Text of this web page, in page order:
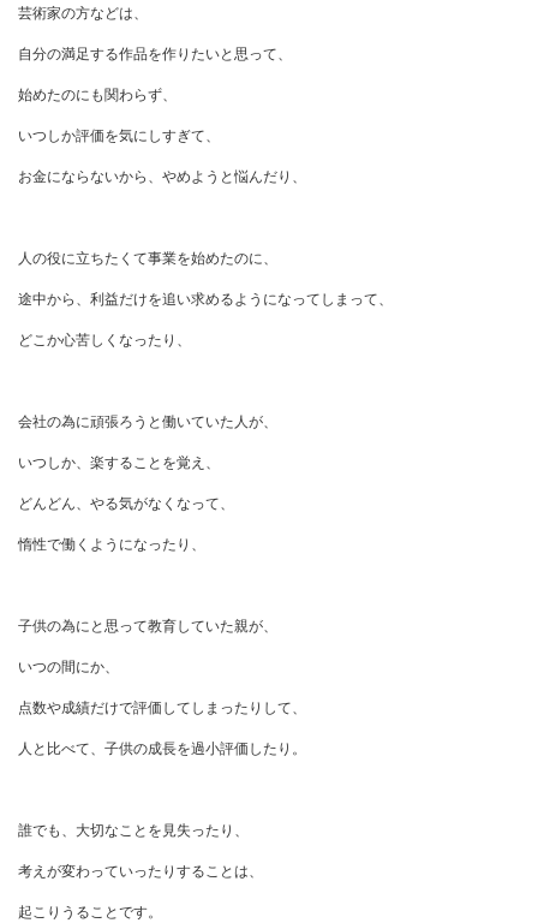
芸術家の方などは、
自分の満足する作品を作りたいと思って、
始めたのにも関わらず、
いつしか評価を気にしすぎて、
お金にならないから、やめようと悩んだり、
人の役に立ちたくて事業を始めたのに、
途中から、利益だけを追い求めるようになってしまって、
どこか心苦しくなったり、
会社の為に頑張ろうと働いていた人が、
いつしか、楽することを覚え、
どんどん、やる気がなくなって、
惰性で働くようになったり、
子供の為にと思って教育していた親が、
いつの間にか、
点数や成績だけで評価してしまったりして、
人と比べて、子供の成長を過小評価したり。
誰でも、大切なことを見失ったり、
考えが変わっていったりすることは、
起こりうることです。